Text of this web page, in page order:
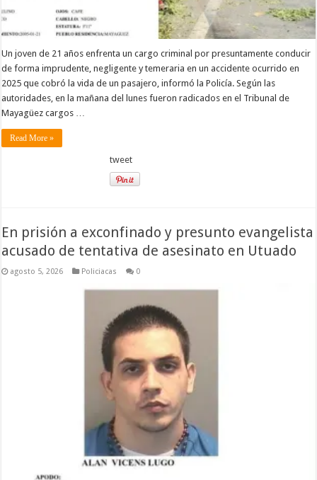
Un joven de 21 años enfrenta un cargo criminal por presuntamente conducir
de forma imprudente, negligente y temeraria en un accidente ocurrido en
2025 que cobró la vida de un pasajero, informó la Policía. Según las
autoridades, en la mañana del lunes fueron radicados en el Tribunal de
Mayagüez cargos …
Read More »
tweet
En prisión a exconfinado y presunto evangelista
acusado de tentativa de asesinato en Utuado
agosto 5, 2026 Policiacas 0